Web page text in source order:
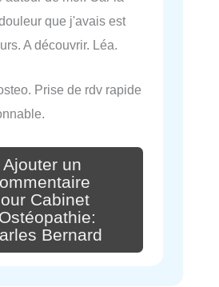
que j'avais est
A découvrir. Léa.
Prise de rdv rapide
Ajouter un
Cabinet
Bernard